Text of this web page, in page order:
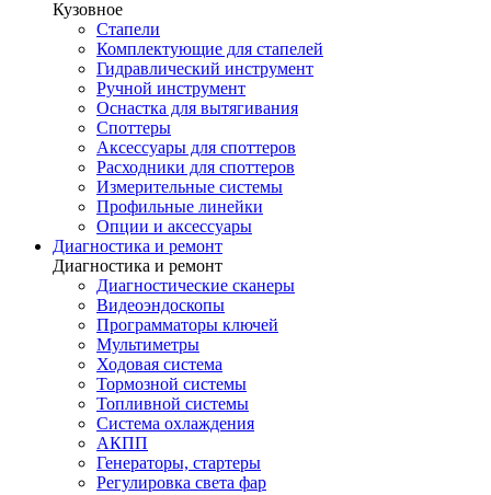
Кузовное
Стапели
Комплектующие для стапелей
Гидравлический инструмент
Ручной инструмент
Оснастка для вытягивания
Споттеры
Аксессуары для споттеров
Расходники для споттеров
Измерительные системы
Профильные линейки
Опции и аксессуары
Диагностика и ремонт
Диагностика и ремонт
Диагностические сканеры
Видеоэндоскопы
Программаторы ключей
Мультиметры
Ходовая система
Тормозной системы
Топливной системы
Система охлаждения
АКПП
Генераторы, стартеры
Регулировка света фар